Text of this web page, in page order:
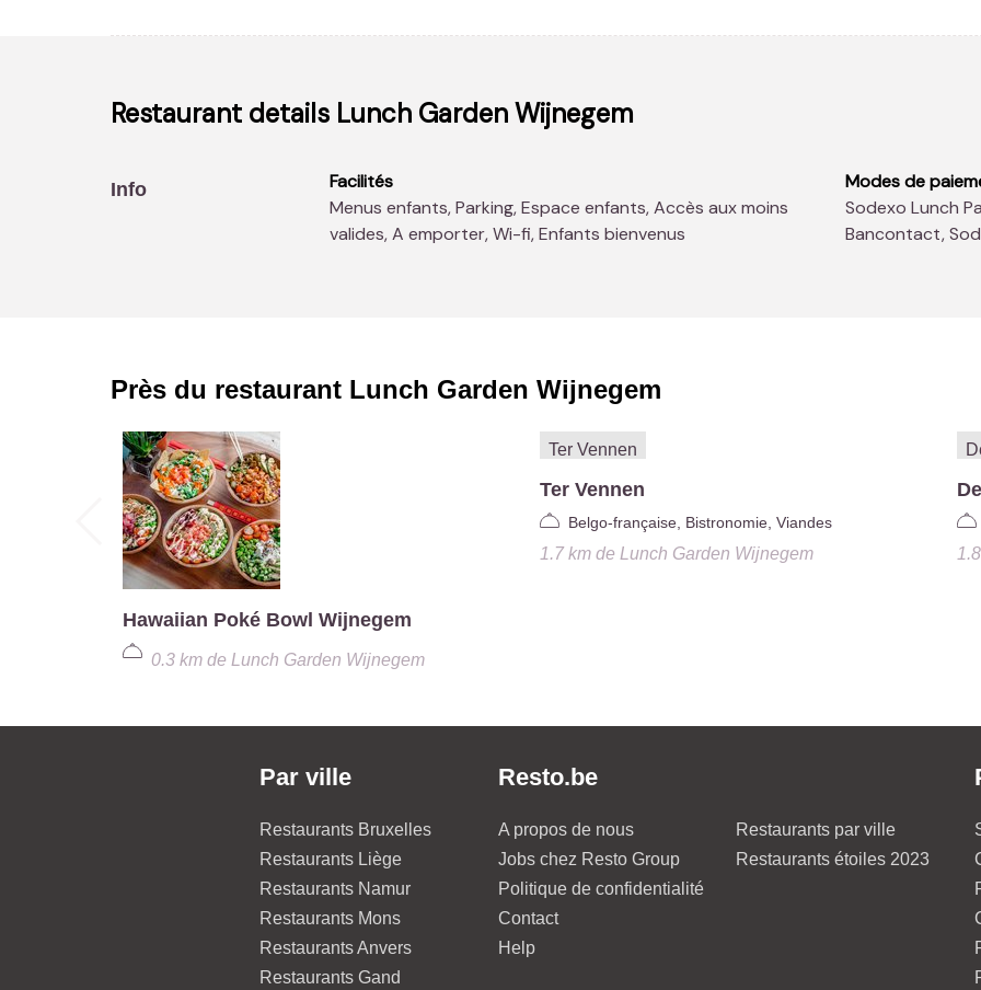
Restaurant details Lunch Garden Wijnegem
Info
Facilités
Menus enfants, Parking, Espace enfants, Accès aux moins
valides, A emporter, Wi-fi, Enfants bienvenus
Modes de
Sodexo Lunch Pass®, American Express, Master Card, Visa,
Bancontact,
Près du restaurant Lunch Garden Wijnegem
Hawaiian Poké Bowl Wijnegem
0.3 kmde Lunch Garden Wijnegem
Ter Vennen
Belgo-française, Bistronomie, Viandes
1.7 kmde Lunch Garden Wijnegem
Par ville
Restaurants Bruxelles
Restaurants Liège
Restaurants Namur
Restaurants Mons
Restaurants Anvers
Restaurants Gand
Resto.be
A propos de nous
Jobs chez Resto Group
Politique de confidentialité
Contact
Help
Restaurants par ville
Restaurants étoiles 2023